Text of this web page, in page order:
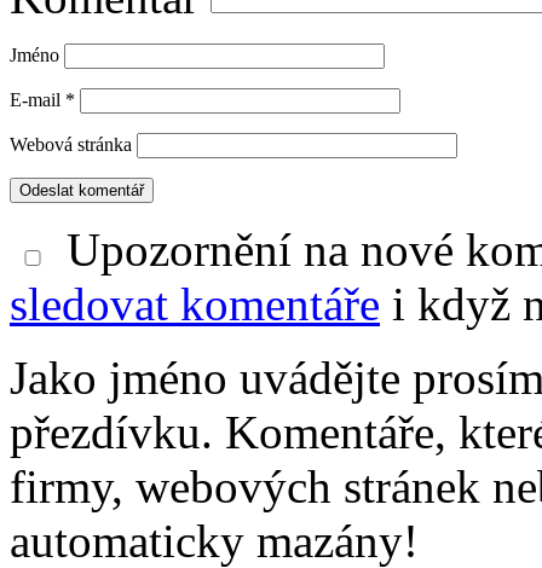
Jméno
E-mail *
Webová stránka
Upozornění na nové
sledovat komentáře i když
Jako jméno uvádějte
přezdívku. Komentáře,
firmy, webových stránek
automaticky mazány!